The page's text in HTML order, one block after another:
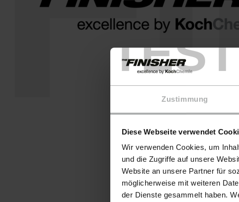
TEST
Zustimmung
Diese Webseite verwendet
Wir verwenden Cookies, um
und die Zugriffe auf unsere
Website an unsere Partner für
möglicherweise mit weiteren
der Dienste gesammelt haben.